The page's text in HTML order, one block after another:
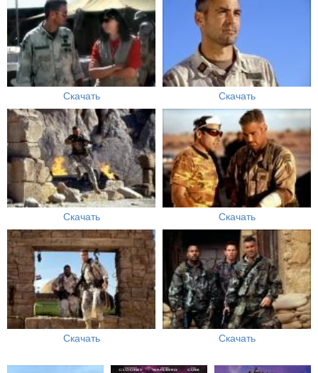
Скачать Скачать
Скачать Скачать
Скачать Скачать